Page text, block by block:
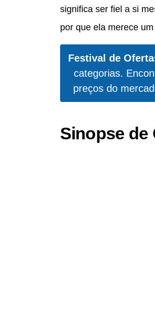
significa ser fiel a si
por que ela merece
Festival de
categorias.
preços do
Sinopse de